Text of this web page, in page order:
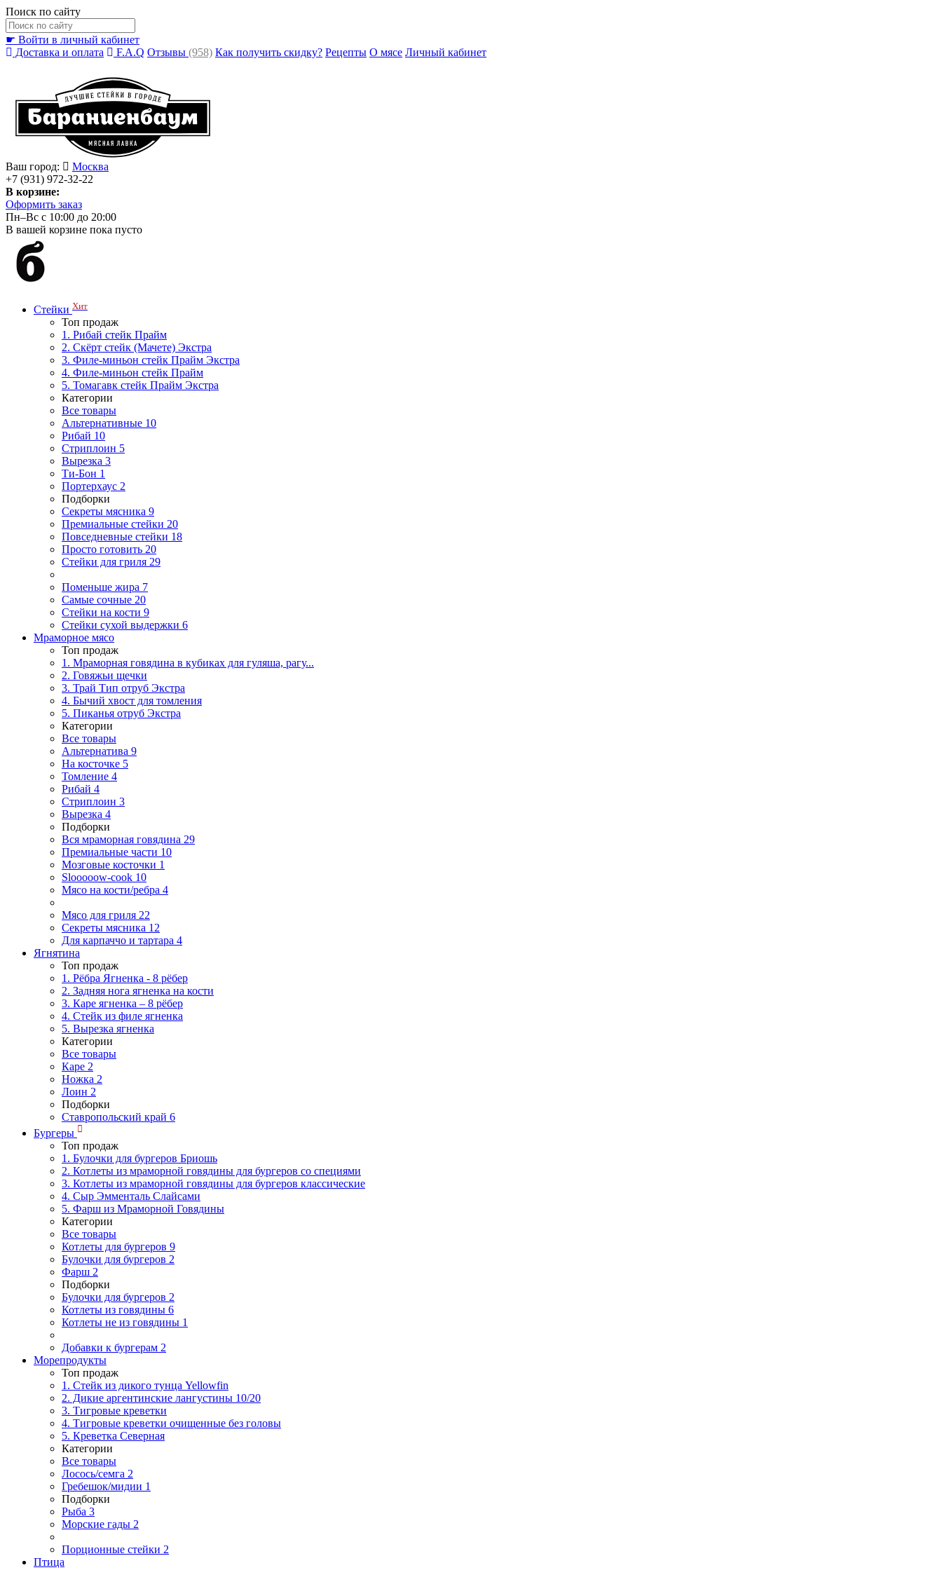
Поиск по сайту
☛ Войти в личный кабинет
Доставка и оплата
F.A.Q Отзывы (958) Как получить скидку? Рецепты О мясе Личный кабинет
Ваш город:
Москва
+7 (931) 972-32-22
В корзине:
Оформить заказ
Пн–Вс с 10:00 до 20:00
В вашей корзине пока пусто
Стейки Хит
Топ продаж
1. Рибай cтейк Прайм
2. Скёрт стейк (Мачете) Экстра
3. Филе-миньон стейк Прайм Экстра
4. Филе-миньон стейк Прайм
5. Томагавк стейк Прайм Экстра
Категории
Все товары
Альтернативные 10
Рибай 10
Стриплоин 5
Вырезка 3
Ти-Бон 1
Портерхаус 2
Подборки
Секреты мясника 9
Премиальные стейки 20
Повседневные стейки 18
Просто готовить 20
Стейки для гриля 29
Поменьше жира 7
Самые сочные 20
Стейки на кости 9
Стейки сухой выдержки 6
Мраморное мясо
Топ продаж
1. Мраморная говядина в кубиках для гуляша, рагу...
2. Говяжьи щечки
3. Трай Тип отруб Экстра
4. Бычий хвост для томления
5. Пиканья отруб Экстра
Категории
Все товары
Альтернатива 9
На косточке 5
Томление 4
Рибай 4
Стриплоин 3
Вырезка 4
Подборки
Вся мраморная говядина 29
Премиальные части 10
Мозговые косточки 1
Slooooow-cook 10
Мясо на кости/ребра 4
Мясо для гриля 22
Секреты мясника 12
Для карпаччо и тартара 4
Ягнятина
Топ продаж
1. Рёбра Ягненка - 8 рёбер
2. Задняя нога ягненка на кости
3. Каре ягненка – 8 рёбер
4. Стейк из филе ягненка
5. Вырезка ягненка
Категории
Все товары
Каре 2
Ножка 2
Лоин 2
Подборки
Ставропольский край 6
Бургеры
Топ продаж
1. Булочки для бургеров Бриошь
2. Котлеты из мраморной говядины для бургеров со специями
3. Котлеты из мраморной говядины для бургеров классические
4. Сыр Эмменталь Слайсами
5. Фарш из Мраморной Говядины
Категории
Все товары
Котлеты для бургеров 9
Булочки для бургеров 2
Фарш 2
Подборки
Булочки для бургеров 2
Котлеты из говядины 6
Котлеты не из говядины 1
Добавки к бургерам 2
Морепродукты
Топ продаж
1. Стейк из дикого тунца Yellowfin
2. Дикие аргентинские лангустины 10/20
3. Тигровые креветки
4. Тигровые креветки очищенные без головы
5. Креветка Cеверная
Категории
Все товары
Лосось/семга 2
Гребешок/мидии 1
Подборки
Рыба 3
Морские гады 2
Порционные стейки 2
Птица